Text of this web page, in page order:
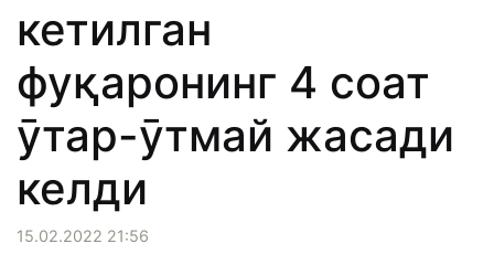
кетилган
фуқаронинг 4 соат
ӯтар-ӯтмай жасади
келди
15.02.2022 21:56